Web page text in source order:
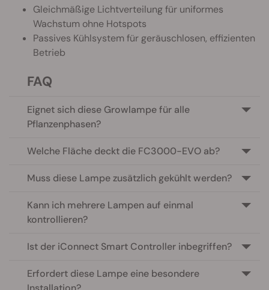
Gleichmäßige Lichtverteilung für uniformes
Wachstum ohne Hotspots
Passives Kühlsystem für geräuschlosen, effizienten
Betrieb
FAQ
Eignet sich diese Growlampe für alle
Pflanzenphasen?
Welche Fläche deckt die FC3000-EVO ab?
Muss diese Lampe zusätzlich gekühlt werden?
Kann ich mehrere Lampen auf einmal
kontrollieren?
Ist der iConnect Smart Controller inbegriffen?
Erfordert diese Lampe eine besondere